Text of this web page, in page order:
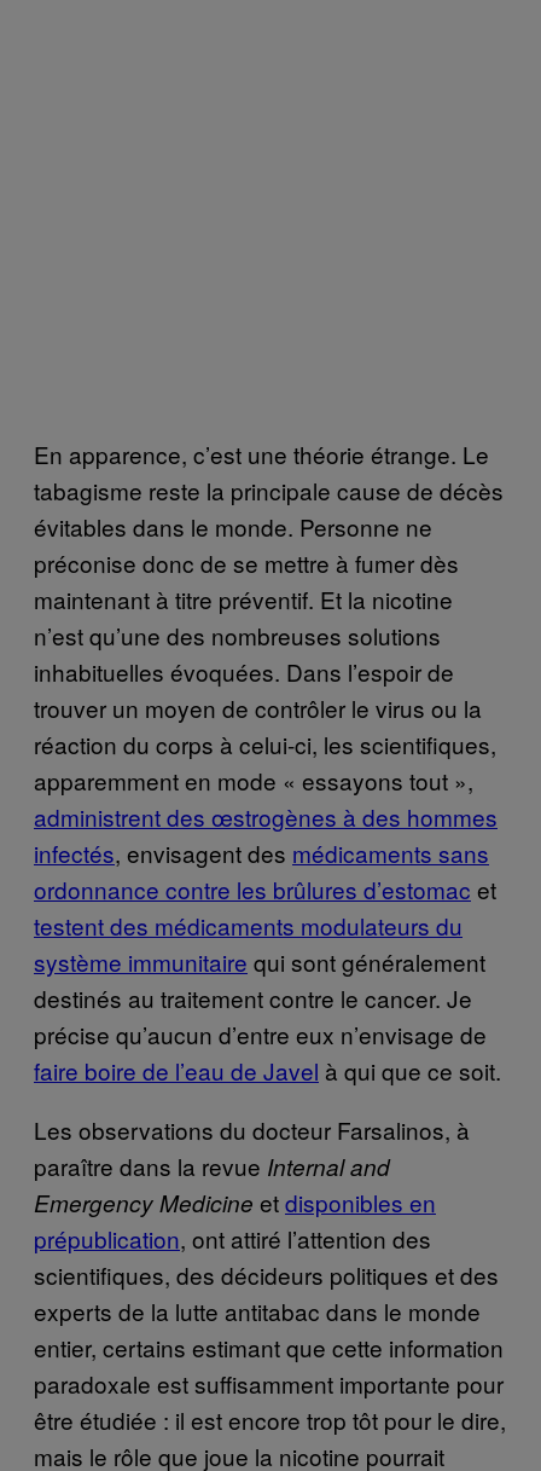
En apparence, c’est une théorie étrange. Le
tabagisme reste la principale cause de décès
évitables dans le monde. Personne ne
préconise donc de se mettre à fumer dès
maintenant à titre préventif. Et la nicotine
n’est qu’une des nombreuses solutions
inhabituelles évoquées. Dans l’espoir de
trouver un moyen de contrôler le virus ou la
réaction du corps à celui-ci, les scientifiques,
apparemment en mode « essayons tout »,
administrent des œstrogènes à des hommes
infectés, envisagent des médicaments sans
ordonnance contre les brûlures d’estomac et
testent des médicaments modulateurs du
système immunitaire qui sont généralement
destinés au traitement contre le cancer. Je
précise qu’aucun d’entre eux n’envisage de
faire boire de l’eau de Javel à qui que ce soit.
Les observations du docteur Farsalinos, à
paraître dans la revue Internal and
Emergency Medicine etdisponibles en
prépublication, ont attiré l’attention des
scientifiques, des décideurs politiques et des
experts de la lutte antitabac dans le monde
entier, certains estimant que cette information
paradoxale est suffisamment importante pour
être étudiée : il est encore trop tôt pour le dire,
mais le rôle que joue la nicotine pourrait